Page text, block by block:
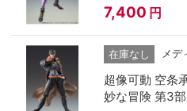
7,400 円
在庫なし メデ
超像可動 空条
妙な冒険 第3部